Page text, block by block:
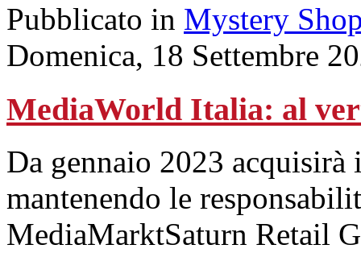
Pubblicato in Mystery
Domenica, 18 Settembre
MediaWorld Italia: al
Da gennaio 2023
mantenendo le
MediaMarktSaturn Retail